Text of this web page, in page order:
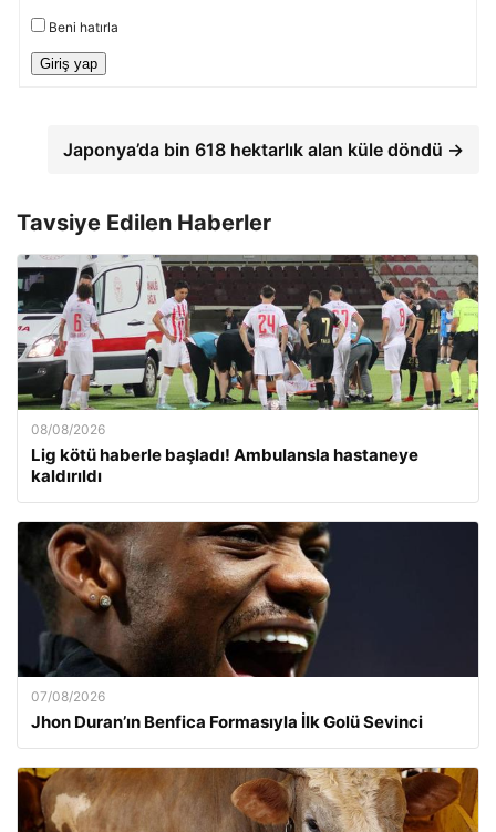
Beni hatırla
Giriş yap
Japonya’da bin 618 hektarlık alan küle döndü →
Tavsiye Edilen Haberler
08/08/2026
Lig kötü haberle başladı! Ambulansla hastaneye
kaldırıldı
07/08/2026
Jhon Duran’ın Benfica Formasıyla İlk Golü Sevinci